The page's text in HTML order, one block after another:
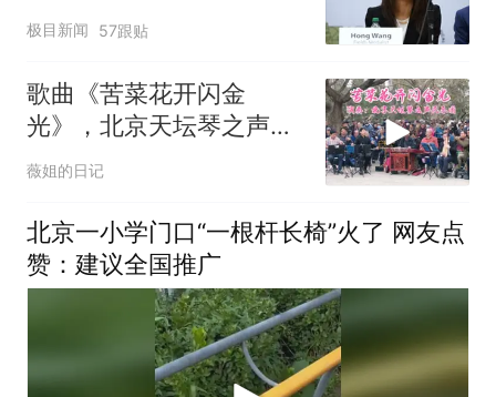
极目新闻 57跟贴
歌曲《苦菜花开闪金
光》，北京天坛琴之声民
乐团演奏，打动人心
薇姐的日记
北京一小学门口“一根杆长椅”火了 网友点
赞：建议全国推广